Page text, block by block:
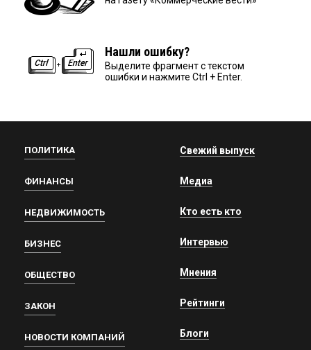
Нашли ошибку?
Выделите фрагмент с текстом
ошибки и нажмите Ctrl + Enter.
ПОЛИТИКА
ФИНАНСЫ
НЕДВИЖИМОСТЬ
БИЗНЕС
ОБЩЕСТВО
ЗАКОН
НОВОСТИ КОМПАНИЙ
Свежий выпуск
Медиа
Кто есть кто
Интервью
Мнения
Рейтинги
Блоги